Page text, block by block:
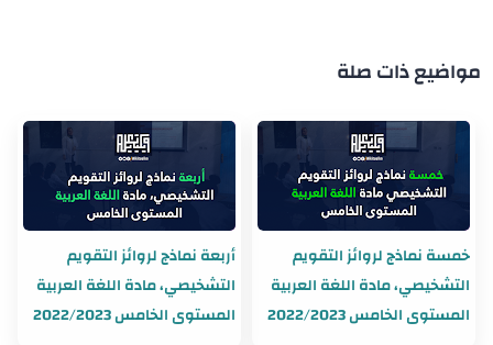
مواضيع ذات صلة
خمسة نماذج لروائز التقويم
التشخيصي، مادة اللغة العربية
المستوى الخامس 2022/2023
أربعة نماذج لروائز التقويم
التشخيصي، مادة اللغة العربية
المستوى الخامس 2022/2023